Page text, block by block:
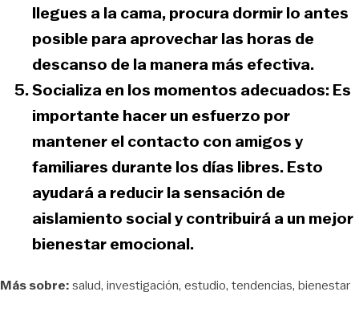
llegues a la cama, procura dormir lo antes
posible para aprovechar las horas de
descanso de la manera más efectiva.
Socializa en los momentos adecuados:Es
importante hacer un esfuerzo por
mantener el contacto con amigos y
familiares durante los días libres. Esto
ayudará a reducir la sensación de
aislamiento social y contribuirá a un mejor
bienestar emocional.
Más sobre:salud investigación estudio tendencias bienestar